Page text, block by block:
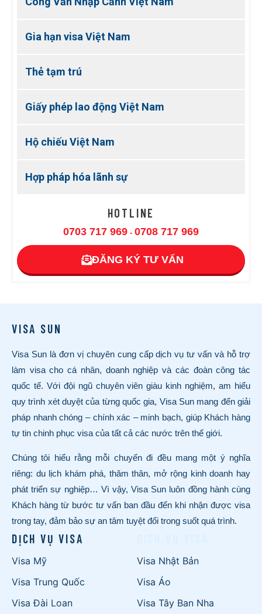
Gia hạn visa Việt Nam
Thẻ tạm trú
Giấy phép lao động Việt Nam
Hộ chiếu Việt Nam
Hợp pháp hóa lãnh sự
HOTLINE
0703 717 969 - 0708 717 969
ĐĂNG KÝ TƯ VẤN
VISA SUN
Visa Sun là đơn vị chuyên cung cấp dịch vụ tư vấn và hỗ trợ
làm visa cho cá nhân, doanh nghiệp và các đoàn công tác
quốc tế. Với đội ngũ chuyên viên giàu kinh nghiệm, am hiểu
quy trình xét duyệt của từng quốc gia, Visa Sun mang đến giải
pháp nhanh chóng – chính xác – minh bạch, giúp Khách hàng
tự tin chinh phục visa của tất cả các nước trên thế giới.
Chúng tôi hiểu rằng mỗi chuyến đi đều mang một ý nghĩa
riêng: du lịch khám phá, thăm thân, mở rộng kinh doanh hay
phát triển sự nghiệp… Vì vậy, Visa Sun luôn đồng hành cùng
Khách hàng từ bước tư vấn ban đầu đến khi nhận được visa
trong tay, đảm bảo sự an tâm tuyệt đối trong suốt quá trình.
DỊCH VỤ VISA
Visa Mỹ
Visa Trung Quốc
Visa Đài Loan
Visa Nhật Bản
Visa Áo
Visa Tây Ban Nha